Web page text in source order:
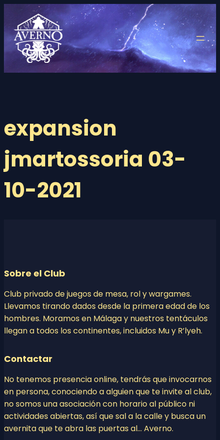
contenido
expansion
jmartossoria 03-
10-2021
Sobre el Club
Club privado de juegos de mesa, rol y wargames.
Llevamos tirando dados desde la primera edad de los
hombres. Moramos en Málaga y nuestros tentáculos
llegan a todos los continentes, incluidos Mu y R’lyeh.
Contactar
No tenemos presencia online, tendrás que invocarnos
en persona, conociendo a alguien que te invite al club,
no somos una asociación con horario al público ni
actividades abiertas, así que sal a la calle y busca un
avernita que te abra las puertas al… Averno.